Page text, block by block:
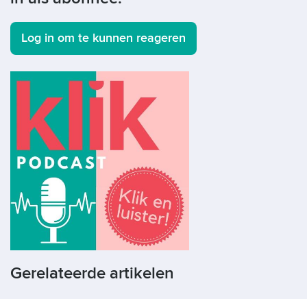
Log in om te kunnen reageren
Gerelateerde artikelen